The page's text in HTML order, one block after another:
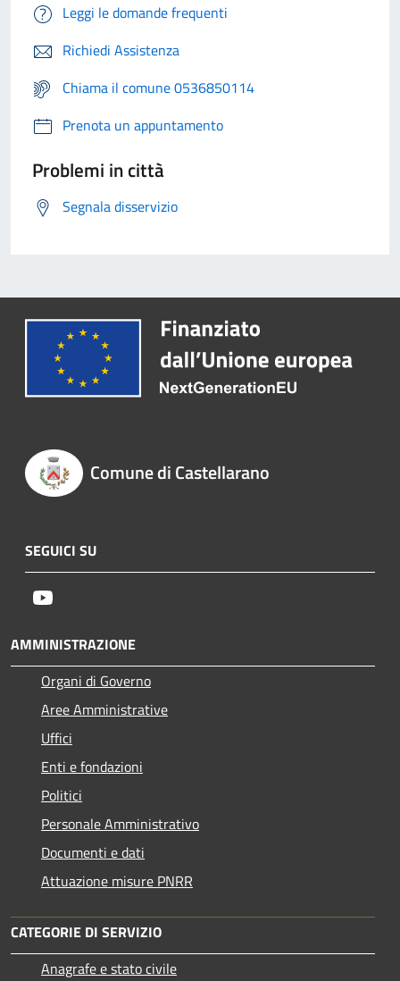
Leggi le domande frequenti
Richiedi Assistenza
Chiama il comune 0536850114
Prenota un appuntamento
Problemi in città
Segnala disservizio
Comune di Castellarano
SEGUICI SU
AMMINISTRAZIONE
Organi di Governo
Aree Amministrative
Uffici
Enti e fondazioni
Politici
Personale Amministrativo
Documenti e dati
Attuazione misure PNRR
CATEGORIE DI SERVIZIO
Anagrafe e stato civile